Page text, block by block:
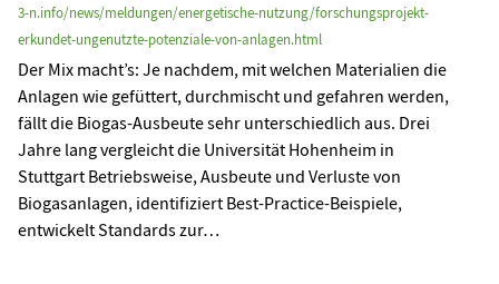
3-n.info/news/meldungen/energetische-nutzung/forschungsprojekt-
erkundet-ungenutzte-potenziale-von-anlagen.html
Der Mix macht’s: Je nachdem, mit welchen Materialien die
Anlagen wie gefüttert, durchmischt und gefahren werden,
fällt die Biogas-Ausbeute sehr unterschiedlich aus. Drei
Jahre lang vergleicht die Universität Hohenheim in
Stuttgart Betriebsweise, Ausbeute und Verluste von
Biogasanlagen, identifiziert Best-Practice-Beispiele,
entwickelt Standards zur…